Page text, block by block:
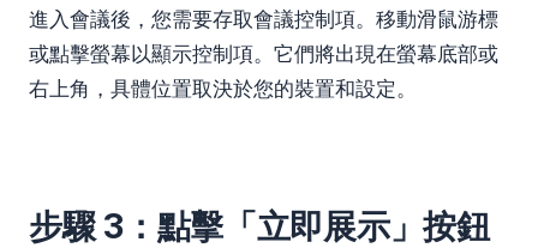
進入會議後，您需要存取會議控制項。移動滑鼠游標
或點擊螢幕以顯示控制項。它們將出現在螢幕底部或
右上角，具體位置取決於您的裝置和設定。
步驟 3：點擊「立即展示」按鈕